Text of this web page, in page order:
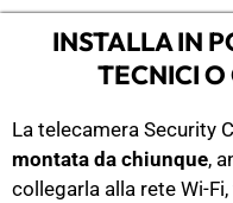
INSTALLA IN
TECNICI
La telecamera Security
montata da chiunque,
collegarla alla rete Wi-